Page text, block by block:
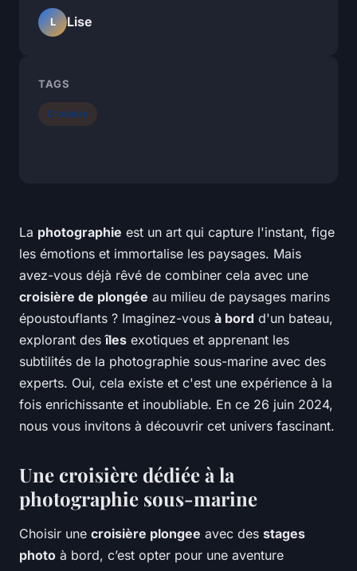
La photographie est un art qui capture l'instant, fige
les émotions et immortalise les paysages. Mais
avez-vous déjà rêvé de combiner cela avec une
croisière de plongée au milieu de paysages marins
époustouflants ? Imaginez-vous à bord d'un bateau,
explorant desîles exotiques et apprenant les
subtilités de la photographie sous-marine avec des
experts. Oui, cela existe et c'est une expérience à la
fois enrichissante et inoubliable. En ce 26 juin 2024,
nous vous invitons à découvrir cet univers fascinant.
Une croisière dédiée à la
photographie sous-marine
Choisir une croisière plongee avec des stages
photo à bord, c’est opter pour une aventure
L Lise
TAGS
Croisière